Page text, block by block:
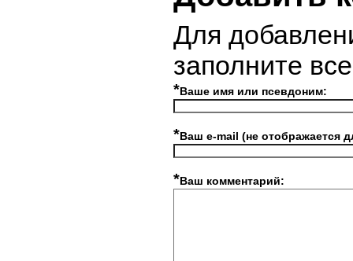
Для
заполните
*Ваше имя или псевдоним:
*Ваш e-mail (не отображается
*Ваш комментарий: